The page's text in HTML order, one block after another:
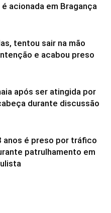
é acionada em Bragança
tentou sair na mão
e acabou preso
após ser atingida por
durante discussão
anos é preso por tráfico
patrulhamento em